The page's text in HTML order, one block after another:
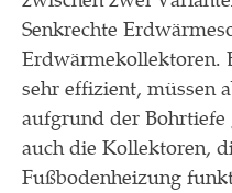
Senkrechte
Erdwärmekollektoren.
sehr effizient, müssen
aufgrund der
auch die Kollektoren,
Fußbodenheizung